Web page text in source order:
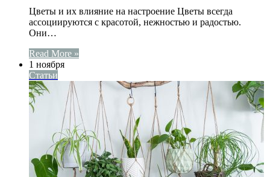
Цветы и их влияние на настроение Цветы всегда
ассоциируются с красотой, нежностью и радостью.
Они…
Read More »
1 ноября
Статьи